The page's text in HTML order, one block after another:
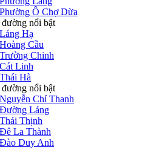
Phường Ô Chợ Dừa
nổi bật
Láng Hạ
Hoàng Cầu
Trường Chinh
Cát Linh
Thái Hà
nổi bật
Nguyễn Chí Thanh
Đường Láng
Thái Thịnh
Đê La Thành
Đào Duy Anh